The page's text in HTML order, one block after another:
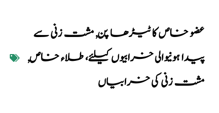
عضو خاص کا ٹیڑھا پن,مشت زنی سے
پیدا ہونیوالی خرابیوں کیلئے، طلاء خاص,
مشت زنی کی خرابیاں